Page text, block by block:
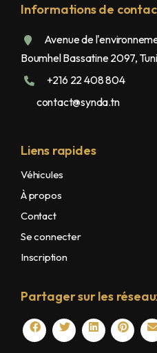
Informations de
Avenue de
Boumhel Bassatine 2097,
+216 22 408 804
contact@synda.tn
Liens rapides
Véhicules
À propos
Contact
Se connecter
Inscription
Partager sur les